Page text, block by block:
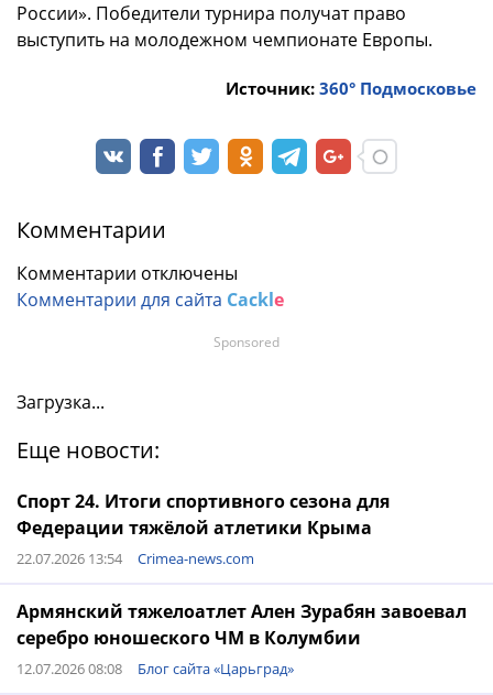
России». Победители турнира получат право
выступить на молодежном чемпионате Европы.
Источник: 360° Подмосковье
Комментарии
Комментарии отключены
Комментарии для сайта Cackle
Загрузка...
Еще новости:
Спорт 24. Итоги спортивного сезона для
Федерации тяжёлой атлетики Крыма
22.07.2026 13:54 Crimea-news.com
Армянский тяжелоатлет Ален Зурабян завоевал
серебро юношеского ЧМ в Колумбии
12.07.2026 08:08 Блог сайта «Царьград»
Sponsored